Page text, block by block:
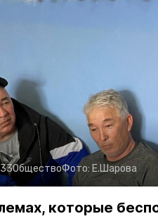
ОбществоФото: Е.Шарова
которые